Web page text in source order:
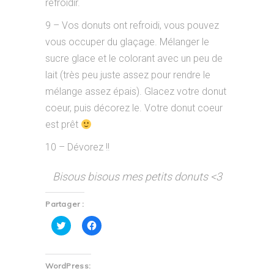
refroidir.
9 – Vos donuts ont refroidi, vous pouvez
vous occuper du glaçage. Mélanger le
sucre glace et le colorant avec un peu de
lait (très peu juste assez pour rendre le
mélange assez épais). Glacez votre donut
coeur, puis décorez le. Votre donut coeur
est prêt
10 – Dévorez !!
Bisous bisous mes petits donuts <3
Partager :
Cliquez
pour
Twitter(ouvre
dans
une
Cliquez
pour
WordPress: